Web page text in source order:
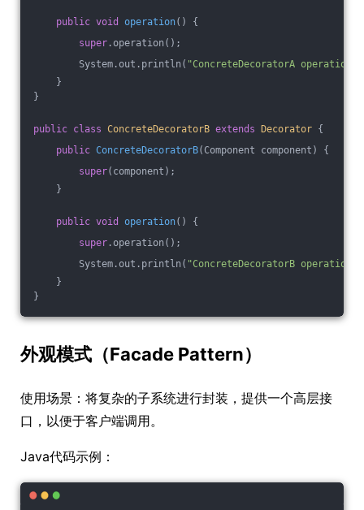
public void operation()
{
super .operation();
System.out.println( "ConcreteDecoratorA operation"
}
}
public class ConcreteDecoratorB extends Decorator {
public ConcreteDecoratorB(Component component)
{
super(component);
}
public void operation()
{
super .operation();
System.out.println( "ConcreteDecoratorB operation"
}
}
外观模式（Facade Pattern）
使用场景：将复杂的子系统进行封装，提供一个高层接
口，以便于客户端调用。
Java代码示例：